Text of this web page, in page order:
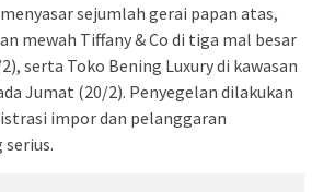
sejumlah gerai papan atas,
mewah Tiffany & Co di tiga mal besar
serta Toko Bening Luxury di kawasan
Jumat (20/2). Penyegelan dilakukan
impor dan pelanggaran
serius.